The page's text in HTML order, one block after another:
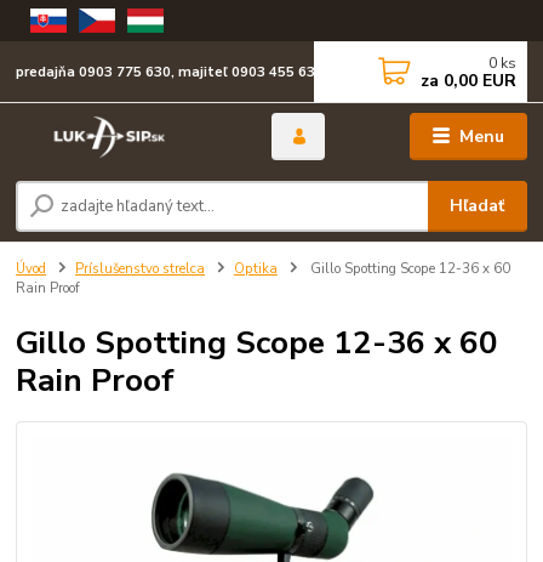
Menu
Hľadať
predajňa 0903 775 630, majiteľ 0903 455 630 0 ks
za 0,00 EUR
Úvod Príslušenstvo strelca Optika
Gillo Spotting Scope 12-36 x 60
Rain Proof
Gillo Spotting Scope 12-36 x 60
Rain Proof